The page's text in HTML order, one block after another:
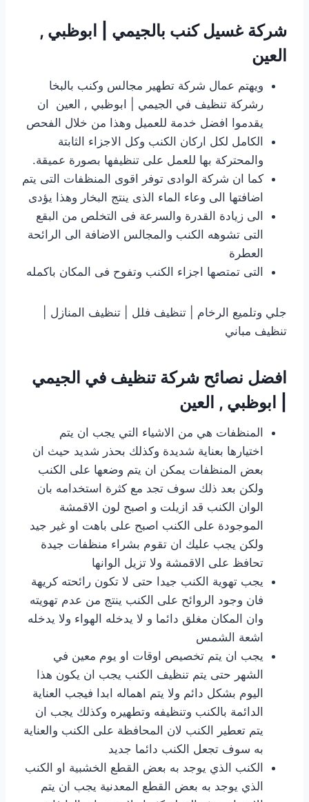
شركة غسيل كنب بالجيمي | ابوظبي ,
العين
ويهتم عمال شركة تطهير مجالس وكنب بالبخا
رشركة تنظيف في الجيمي | ابوظبي , العين ان
يقدموا افضل خدمة للعميل وهذا من خلال الفحص
الكامل لكل اركان الكنب وكل الاجزاء الثابتة
والمحتركة بها للعمل على تنظيفها بصورة عميقة.
كما ان شركة الوادى توفر اقوى المنظفات التى يتم
اضافتها الى وعاء الماء الذى ينتج البخار وهذا يؤدى
الى زيادة القدرة والسرعة فى التخلص من البقع
التى تشوهه الكنب والمجالس الاضافة الى الرائحة
العطرة
التى تمتصها اجزاء الكنب وتفوح فى المكان باكمله
جلي وتلميع الرخام | تنظيف فلل | تنظيف المنازل |
تنظيف مباني
افضل نصائح شركة تنظيف في الجيمي
| ابوظبي , العين
المنظفات هي من الاشياء التي يجب ان يتم
اختيارها بعناية شديدة وكذلك بحذر شديد حيث ان
بعض المنظفات يمكن ان يتم وضعها على الكنب
ولكن بعد ذلك سوف تجد مع كثرة استخدامه بان
الوان الكنب قد ازيلت و اصبح لون الاقمشة
الموجودة على الكنب اصبح على باهت او غير جيد
ولكن يجب عليك ان تقوم بشراء منظفات جيدة
تحافظ على الاقمشة ولا تزيل الوانها
يجب تهوية الكنب جيدا حتى لا تكون رائحته كريهة
فان وجود الروائح على الكنب ينتج من عدم تهويته
وان المكان مغلق دائما و لا يدخله الهواء ولا يدخله
اشعة الشمس
يجب ان يتم تخصيص اوقات او يوم معين في
الشهر حتى يتم تنظيف الكنب يجب ان يكون هذا
اليوم بشكل دائم ولا يتم اهماله ابدا فيجب العناية
الدائمة بالكنب وتنظيفه وتطهيره وكذلك يجب ان
يتم تعطير الكنب لان المحافظة على الكنب والعناية
به سوف تجعل الكنب دائما جديد
الكنب الذي يوجد به بعض القطع الخشبية او الكنب
الذي يوجد به بعض القطع المعدنية يجب ان يتم